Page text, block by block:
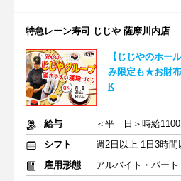
特急レーン寿司 じじや 薩摩川内店
【じじやのホー
み限定も★お財
K
給与
シフト
雇用形態
アルバイト・パート